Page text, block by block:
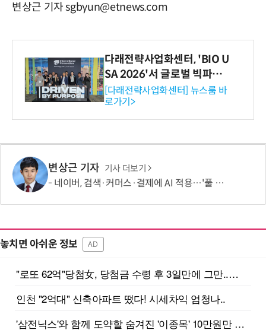
변상근 기자 sgbyun@etnews.com
다래전략사업화센터, 'BIO U
SA 2026'서 글로벌 빅파마
와의 비즈니스 미팅 지원…K
-바이오 해외 진출 교두보 확
보
[다래전략사업화센터] 뉴스룸 바
로가기>
변상근 기자 기사 더보기
네이버, 검색·커머스·결제에 AI 적용…'풀 퍼널' 수익화 강화
놓치면 아쉬운 정보 AD